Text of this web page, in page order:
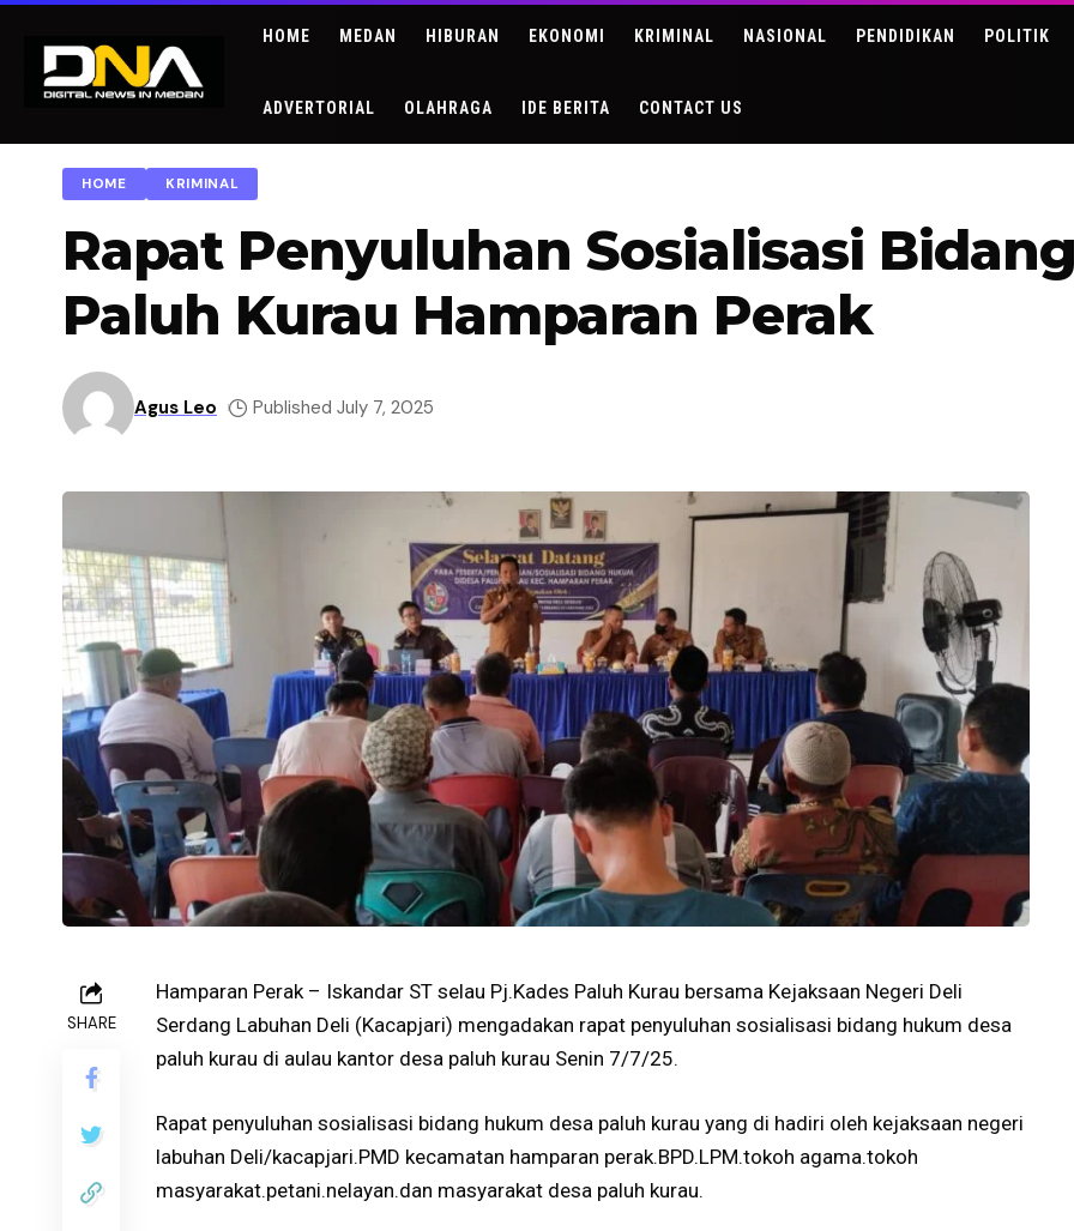
HOME MEDAN HIBURAN EKONOMI KRIMINAL NASIONAL PENDIDIKAN POLITIK
ADVERTORIAL OLAHRAGA IDE BERITA CONTACT US
HOME KRIMINAL
Rapat Penyuluhan Sosialisasi
Paluh Kurau Hamparan Perak
Agus Leo Published July 7, 2025
SHARE
Hamparan Perak – Iskandar ST selau Pj.Kades Paluh Kurau bersama Kejaksaan Negeri Deli
Serdang Labuhan Deli (Kacapjari) mengadakan rapat penyuluhan sosialisasi bidang hukum desa
paluh kurau di aulau kantor desa paluh kurau Senin 7/7/25.
Rapat penyuluhan sosialisasi bidang hukum desa paluh kurau yang di hadiri oleh kejaksaan negeri
labuhan Deli/kacapjari.PMD kecamatan hamparan perak.BPD.LPM.tokoh agama.tokoh
masyarakat.petani.nelayan.dan masyarakat desa paluh kurau.